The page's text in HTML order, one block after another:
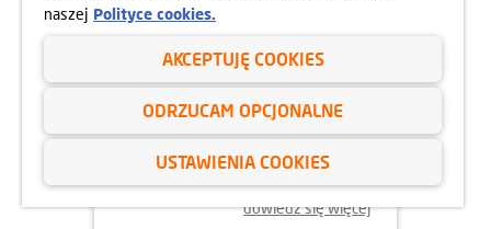
05.06.2025
DBAMY O FORMĘ STRAŻAKÓW
dowiedz się więcej
naszej Polityce cookies.
AKCEPTUJĘ COOKIES
ODRZUCAM OPCJONALNE
USTAWIENIA COOKIES